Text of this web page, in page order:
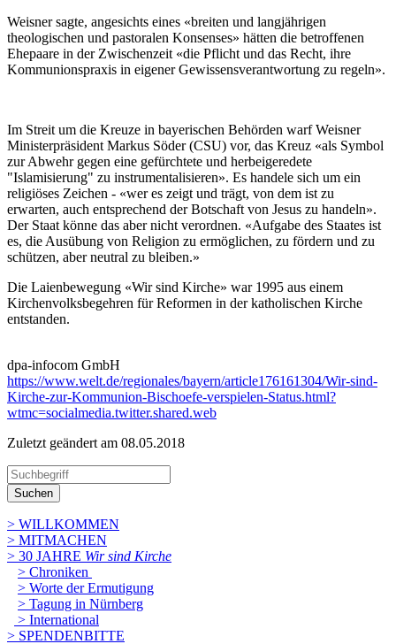
Weisner sagte, angesichts eines «breiten und langjährigen
theologischen und pastoralen Konsenses» hätten die betroffenen
Ehepaare in der Zwischenzeit «die Pflicht und das Recht, ihre
Kommunionspraxis in eigener Gewissensverantwortung zu regeln».
Im Streit um die Kreuze in bayerischen Behörden warf Weisner
Ministerpräsident Markus Söder (CSU) vor, das Kreuz «als Symbol
zur Abwehr gegen eine gefürchtete und herbeigeredete
"Islamisierung" zu instrumentalisieren». Es handele sich um ein
religiöses Zeichen - «wer es zeigt und trägt, von dem ist zu
erwarten, auch entsprechend der Botschaft von Jesus zu handeln».
Der Staat könne das aber nicht verordnen. «Aufgabe des Staates ist
es, die Ausübung von Religion zu ermöglichen, zu fördern und zu
schützen, aber neutral zu bleiben.»
Die Laienbewegung «Wir sind Kirche» war 1995 aus einem
Kirchenvolksbegehren für Reformen in der katholischen Kirche
entstanden.
dpa-infocom GmbH
https://www.welt.de/regionales/bayern/article176161304/Wir-sind-
Kirche-zur-Kommunion-Bischoefe-verspielen-Status.html?
wtmc=socialmedia.twitter.shared.web
Zuletzt geändert am 08­.05.2018
Suchen
> WILLKOMMEN
> MITMACHEN
> 30 JAHRE Wir sind Kirche
> Chroniken
> Worte der Ermutigung
> Tagung in Nürnberg
> International
> SPENDENBITTE